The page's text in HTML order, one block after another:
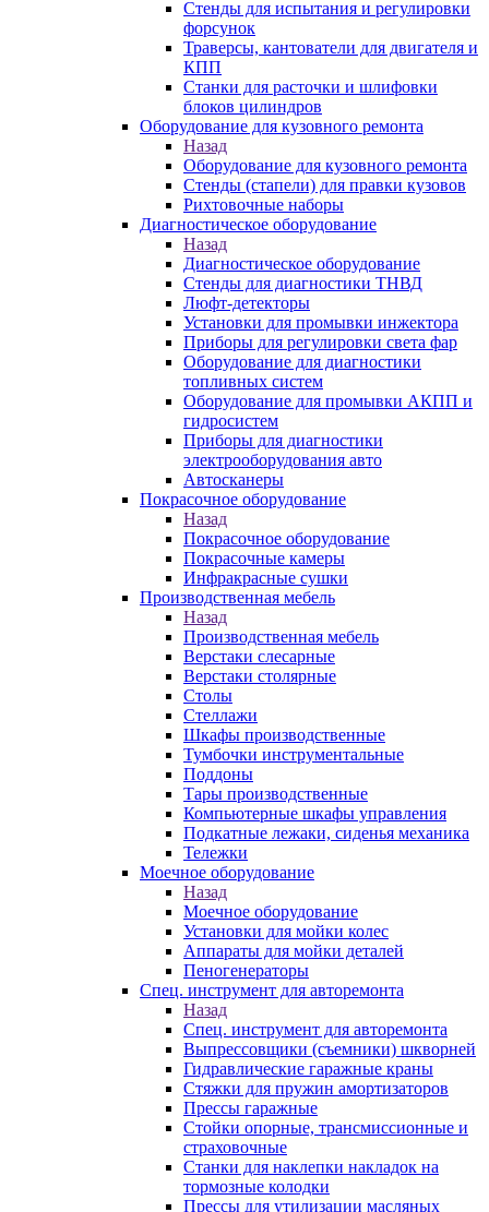
Стенды для испытания и регулировки
форсунок
Траверсы, кантователи для двигателя и
КПП
Станки для расточки и шлифовки
блоков цилиндров
Оборудование для кузовного ремонта
Назад
Оборудование для кузовного ремонта
Стенды (стапели) для правки кузовов
Рихтовочные наборы
Диагностическое оборудование
Назад
Диагностическое оборудование
Стенды для диагностики ТНВД
Люфт-детекторы
Установки для промывки инжектора
Приборы для регулировки света фар
Оборудование для диагностики
топливных систем
Оборудование для промывки АКПП и
гидросистем
Приборы для диагностики
электрооборудования авто
Автосканеры
Покрасочное оборудование
Назад
Покрасочное оборудование
Покрасочные камеры
Инфракрасные сушки
Производственная мебель
Назад
Производственная мебель
Верстаки слесарные
Верстаки столярные
Столы
Стеллажи
Шкафы производственные
Тумбочки инструментальные
Поддоны
Тары производственные
Компьютерные шкафы управления
Подкатные лежаки, сиденья механика
Тележки
Моечное оборудование
Назад
Моечное оборудование
Установки для мойки колес
Аппараты для мойки деталей
Пеногенераторы
Спец. инструмент для авторемонта
Назад
Спец. инструмент для авторемонта
Выпрессовщики (съемники) шкворней
Гидравлические гаражные краны
Стяжки для пружин амортизаторов
Прессы гаражные
Стойки опорные, трансмиссионные и
страховочные
Станки для наклепки накладок на
тормозные колодки
Прессы для утилизации масляных